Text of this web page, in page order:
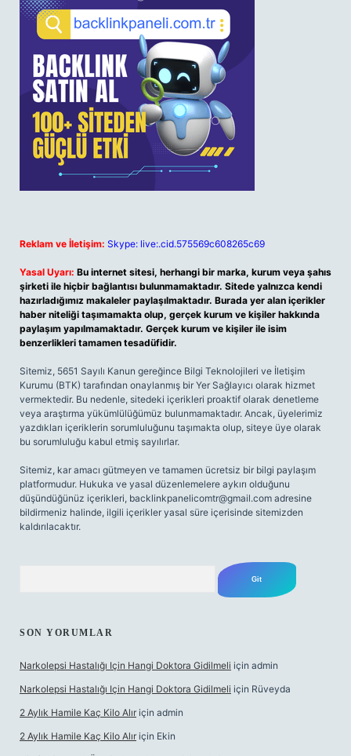
Reklam ve İletişim: Skype: live:.cid.575569c608265c69
Yasal Uyarı: Bu internet sitesi, herhangi bir marka, kurum veya şahıs
şirketi ile hiçbir bağlantısı bulunmamaktadır. Sitede yalnızca kendi
hazırladığımız makaleler paylaşılmaktadır. Burada yer alan içerikler
haber niteliği taşımamakta olup, gerçek kurum ve kişiler hakkında
paylaşım yapılmamaktadır. Gerçek kurum ve kişiler ile isim
benzerlikleri tamamen tesadüfidir.
Sitemiz, 5651 Sayılı Kanun gereğince Bilgi Teknolojileri ve İletişim
Kurumu (BTK) tarafından onaylanmış bir Yer Sağlayıcı olarak hizmet
vermektedir. Bu nedenle, sitedeki içerikleri proaktif olarak denetleme
veya araştırma yükümlülüğümüz bulunmamaktadır. Ancak, üyelerimiz
yazdıkları içeriklerin sorumluluğunu taşımakta olup, siteye üye olarak
bu sorumluluğu kabul etmiş sayılırlar.
Sitemiz, kar amacı gütmeyen ve tamamen ücretsiz bir bilgi paylaşım
platformudur. Hukuka ve yasal düzenlemelere aykırı olduğunu
düşündüğünüz içerikleri, backlinkpanelicomtr@gmail.com adresine
bildirmeniz halinde, ilgili içerikler yasal süre içerisinde sitemizden
kaldırılacaktır.
SON YORUMLAR
Narkolepsi Hastalığı Için Hangi Doktora Gidilmeli için admin
Narkolepsi Hastalığı Için Hangi Doktora Gidilmeli için Rüveyda
2 Aylık Hamile Kaç Kilo Alır için admin
2 Aylık Hamile Kaç Kilo Alır için Ekin